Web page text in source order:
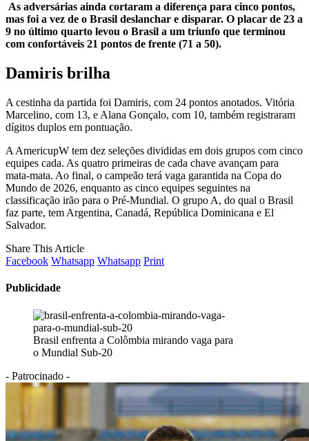
As adversárias ainda cortaram a diferença para cinco pontos,
mas foi a vez de o Brasil deslanchar e disparar. O placar de 23 a
9 no último quarto levou o Brasil a um triunfo que terminou
com confortáveis 21 pontos de frente (71 a 50).
Damiris brilha
A cestinha da partida foi Damiris, com 24 pontos anotados. Vitória
Marcelino, com 13, e Alana Gonçalo, com 10, também registraram
dígitos duplos em pontuação.
A AmericupW tem dez seleções divididas em dois grupos com cinco
equipes cada. As quatro primeiras de cada chave avançam para
mata-mata. Ao final, o campeão terá vaga garantida na Copa do
Mundo de 2026, enquanto as cinco equipes seguintes na
classificação irão para o Pré-Mundial. O grupo A, do qual o Brasil
faz parte, tem Argentina, Canadá, República Dominicana e El
Salvador.
Share This Article
Facebook Whatsapp Whatsapp Print
Publicidade
Brasil enfrenta a Colômbia mirando vaga para
o Mundial Sub-20
- Patrocinado -